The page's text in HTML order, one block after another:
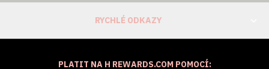
RYCHLÉ ODKAZY
PLATIT NA H REWARDS.COM POMOCÍ: